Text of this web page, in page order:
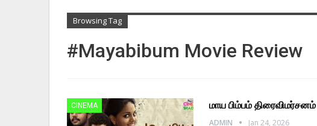
Browsing Tag
#mayabibum Movie Review
CINEMA
மாய பிம்பம் திரைவிமர்சனம்
ADMIN
Jan 24, 2026